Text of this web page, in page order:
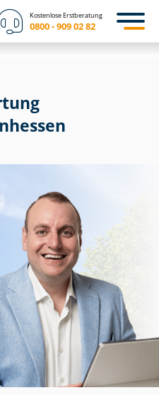
Kostenlose Erstberatung
0800 - 909 02 82